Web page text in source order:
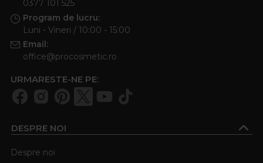
0377 101 525
Program de lucru:
Luni - Vineri / 10:00 - 15:00
Email:
office@procosmetic.ro
URMARESTE-NE PE:
DESPRE NOI
Despre noi